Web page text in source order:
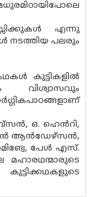
എന്നു
നടത്തിയ പലരും
കുട്ടികളിൽ
വിശ്വാസവും
ഒ. ഹെൻറി,
ആൻഡേഴ്സൻ,
പേൾ എസ്.
മഹാരഥന്മാരുടെ